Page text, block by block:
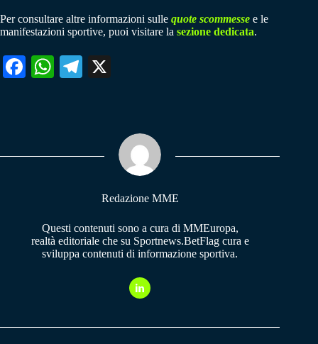
Per consultare altre informazioni sulle quote scommesse e le
manifestazioni sportive, puoi visitare la sezione dedicata.
Fa W
pp
Te
m
Redazione MME
Questi contenuti sono a cura di MMEuropa,
realtà editoriale che su Sportnews.BetFlag cura e
sviluppa contenuti di informazione sportiva.